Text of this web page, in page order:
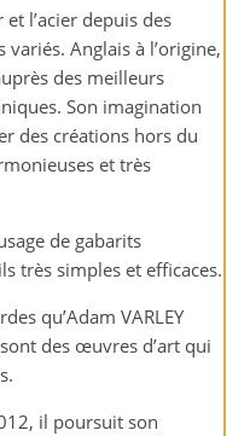
l’acier depuis des
variés. Anglais à l’origine,
des meilleurs
Son imagination
des créations hors du
et très
de gabarits
très simples et efficaces.
qu’Adam VARLEY
des œuvres d’art qui
il poursuit son